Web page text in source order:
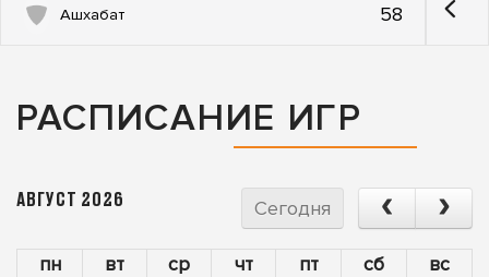
Ашхабат 58
РАСПИСАНИЕ ИГР
АВГУСТ 2026 Сегодня
пн вт ср чт пт сб
вс